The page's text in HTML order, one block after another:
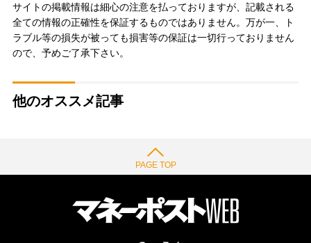
サイトの掲載情報は細心の注意を払っておりますが、記載される
全ての情報の正確性を保証するものではありません。万が一、ト
ラブル等の損失が被っても損害等の保証は一切行っておりません
ので、予めご了承下さい。
他のオススメ記事
PAGE TOP